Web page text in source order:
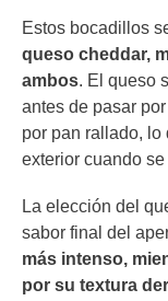
Estos bocadillos
queso cheddar,
ambos. El queso
antes de pasar
por pan rallado, lo
exterior cuando se
La elección del
sabor final del
más intenso,
por su textura